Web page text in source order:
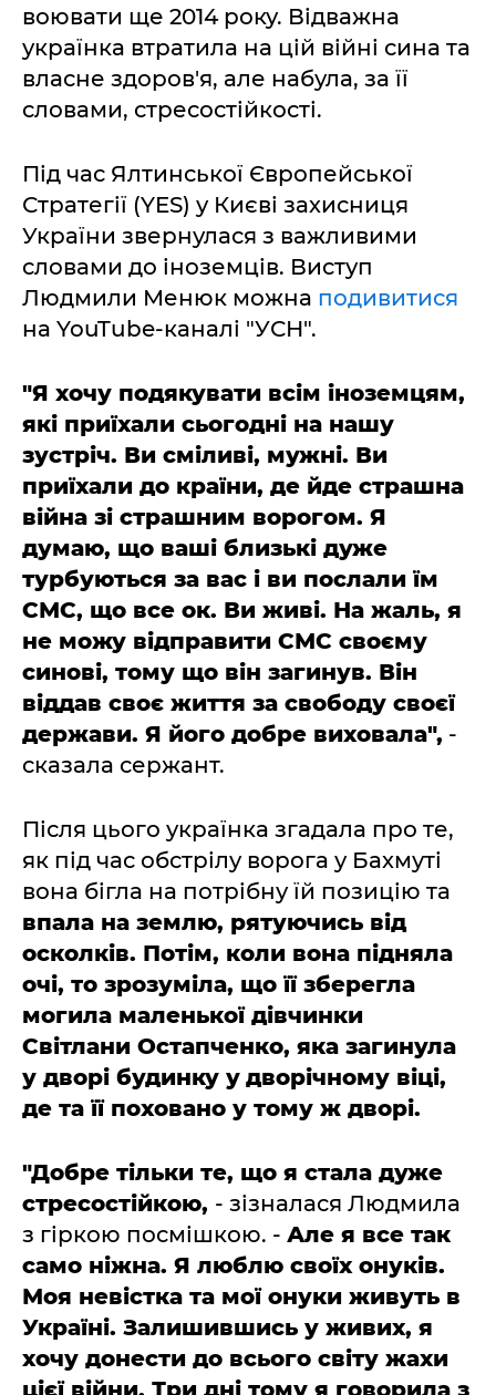
воювати ще 2014 року. Відважна
українка втратила на цій війні сина та
власне здоров'я, але набула, за її
словами, стресостійкості.
Під час Ялтинської Європейської
Стратегії (YES) у Києві захисниця
України звернулася з важливими
словами до іноземців. Виступ
Людмили Менюк можна подивитися
на YouTube-каналі "УСН".
"Я хочу подякувати всім іноземцям,
які приїхали сьогодні на нашу
зустріч. Ви сміливі, мужні. Ви
приїхали до країни, де йде страшна
війна зі страшним ворогом. Я
думаю, що ваші близькі дуже
турбуються за вас і ви послали їм
СМС, що все ок. Ви живі. На жаль, я
не можу відправити СМС своєму
синові, тому що він загинув. Він
віддав своє життя за свободу своєї
держави. Я його добре виховала", -
сказала сержант.
Після цього українка згадала про те,
як під час обстрілу ворога у Бахмуті
вона бігла на потрібну їй позицію та
впала на землю, рятуючись від
осколків. Потім, коли вона підняла
очі, то зрозуміла, що її зберегла
могила маленької дівчинки
Світлани Остапченко, яка загинула
у дворі будинку у дворічному віці,
де та її поховано у тому ж дворі.
"Добре тільки те, що я стала дуже
стресостійкою, - зізналася Людмила
з гіркою посмішкою. - Але я все так
само ніжна. Я люблю своїх онуків.
Моя невістка та мої онуки живуть в
Україні. Залишившись у живих, я
хочу донести до всього світу жахи
цієї війни. Три дні тому я говорила з